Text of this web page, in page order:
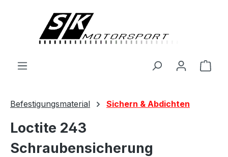
Befestigungsmaterial Sichern & Abdichten
Loctite 243
Schraubensicherung